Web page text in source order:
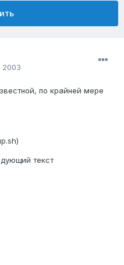
2003
по крайней мере
текст